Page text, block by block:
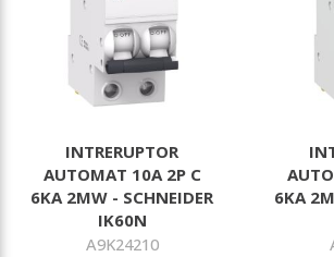
INTRERUPTOR
AUTOMAT 10A 2P C
6KA 2MW - SCHNEIDER
IK60N
A9K24210
6KA